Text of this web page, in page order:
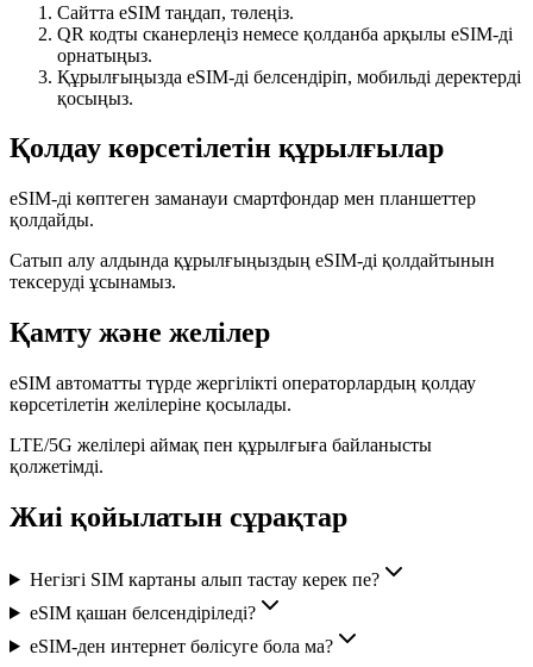
Сайтта eSIM таңдап, төлеңіз.
QR кодты сканерлеңіз немесе қолданба арқылы eSIM-ді
орнатыңыз.
Құрылғыңызда eSIM-ді белсендіріп, мобильді деректерді
қосыңыз.
Қолдау көрсетілетін құрылғылар
eSIM-ді көптеген заманауи смартфондар мен планшеттер
қолдайды.
Сатып алу алдында құрылғыңыздың eSIM-ді қолдайтынын
тексеруді ұсынамыз.
Қамту және желілер
eSIM автоматты түрде жергілікті операторлардың қолдау
көрсетілетін желілеріне қосылады.
LTE/5G желілері аймақ пен құрылғыға байланысты
қолжетімді.
Жиі қойылатын сұрақтар
Негізгі SIM картаны алып тастау керек пе?
eSIM қашан белсендіріледі?
eSIM-ден интернет бөлісуге бола ма?